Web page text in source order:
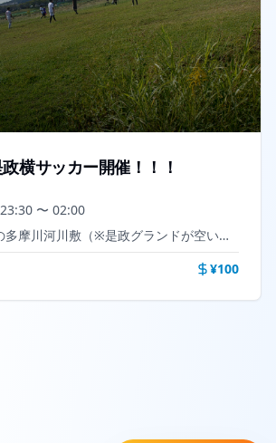
横サッカー開催！！！
〜 02:00
是政橋付近の多摩川河川敷（※是政グランドが空いてたら是政グランド）
¥100